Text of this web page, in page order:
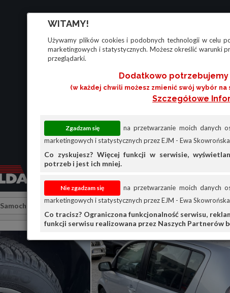
WITAMY!
Używamy plików cookies i podobnych technologii w celu
marketingowych i statystycznych. Możesz określić warunki
przeglądarki.
Dodatkowo potrzebujemy
(w każdej chwili możesz zmienić swój wybór na
Szczegółowe
na przetwarzanie moich danych
marketingowych i statystycznych przez EJM - Ewa
Co zyskujesz? Więcej funkcji w serwisie,
potrzeb i jest ich mniej.
na przetwarzanie moich danych
marketingowych i statystycznych przez EJM - Ewa
Co tracisz? Ograniczona funkcjonalność serwisu,
funkcji serwisu realizowana przez Naszych Partnerów
Samochody osobowe Daihatsu Daihatsu Sirion